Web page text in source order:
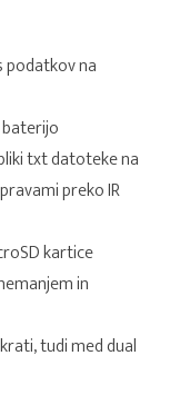
podatkov na
baterijo
txt datoteke na
preko IR
kartice
in
tudi med dual